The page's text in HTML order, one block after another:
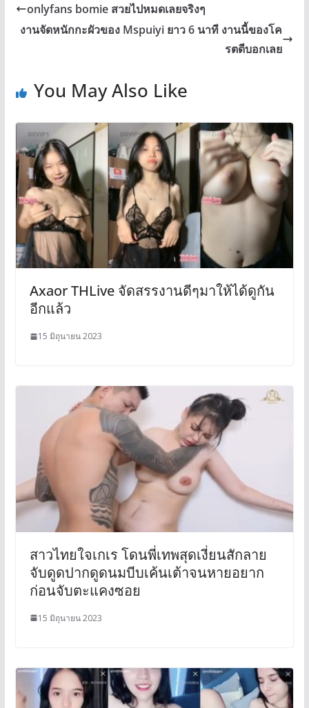
onlyfans bomie สวยไปหมดเลยจริงๆ
งานจัดหนักกะผัวของ Mspuiyi ยาว 6 นาที งานนี้ของโค
รตดีบอกเลย
You May Also Like
Axaor THLive จัดสรรงานดีๆมาให้ได้ดูกัน
อีกแล้ว
15 มิถุนายน 2023
สาวไทยใจเกเร โดนพี่เทพสุดเงี่ยนสักลาย
จับดูดปากดูดนมบีบเค้นเต้าจนหายอยาก
ก่อนจับตะแคงซอย
15 มิถุนายน 2023